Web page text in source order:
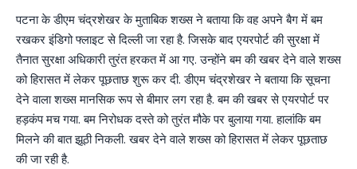
पटना के डीएम चंद्रशेखर के मुताबिक शख्स ने बताया कि वह अपने बैग में बम
रखकर इंडिगो फ्लाइट से दिल्ली जा रहा है. जिसके बाद एयरपोर्ट की सुरक्षा में
तैनात सुरक्षा अधिकारी तुरंत हरकत में आ गए. उन्होंने बम की खबर देने वाले शख्स
को हिरासत में लेकर पूछताछ शुरू कर दी. डीएम चंद्रशेखर ने बताया कि सूचना
देने वाला शख्स मानसिक रूप से बीमार लग रहा है. बम की खबर से एयरपोर्ट पर
हड़कंप मच गया. बम निरोधक दस्ते को तुरंत मौके पर बुलाया गया. हालांकि बम
मिलने की बात झूठी निकली. खबर देने वाले शख्स को हिरासत में लेकर पूछताछ
की जा रही है.